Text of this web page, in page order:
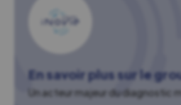
En savoir plus sur le
Un acteur majeur du diagnostic